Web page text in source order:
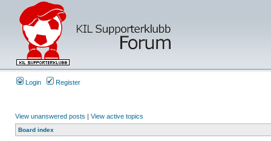
Login Register
View unanswered posts | View active topics
Board index